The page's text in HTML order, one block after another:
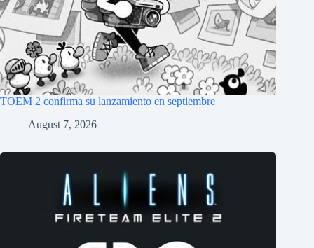
TOEM 2 confirma su lanzamiento en septiembre
August 7, 2026